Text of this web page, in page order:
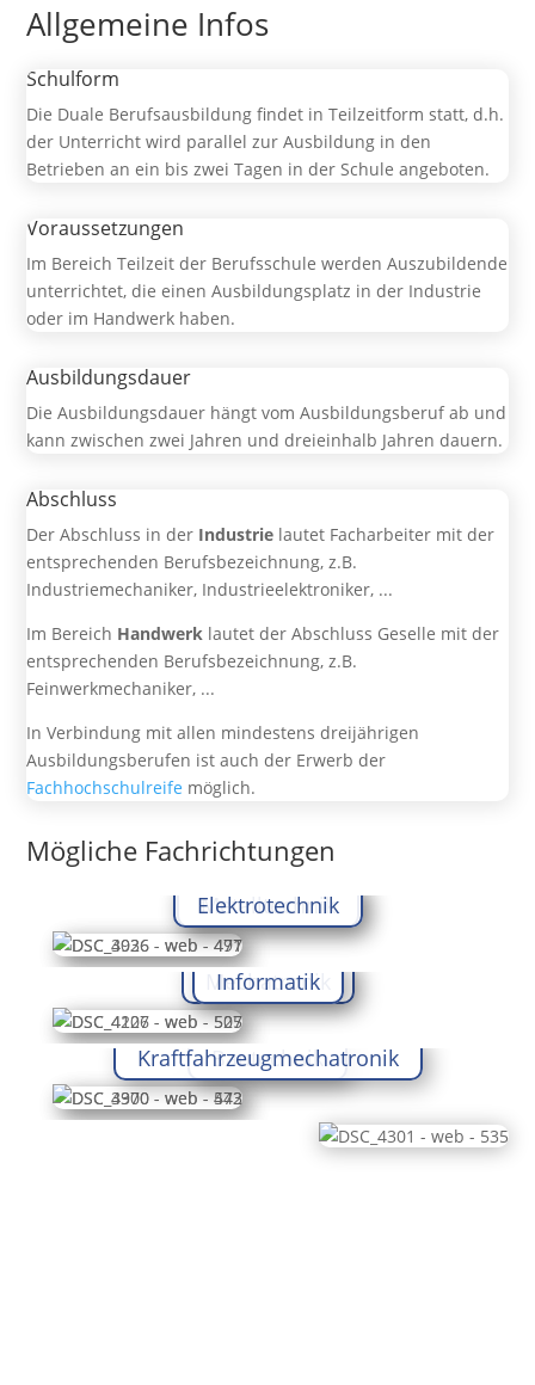
Allgemeine Infos
Schulform
Die Duale Berufsausbildung findet in Teilzeitform statt, d.h.
der Unterricht wird parallel zur Ausbildung in den
Betrieben an ein bis zwei Tagen in der Schule angeboten.
Voraussetzungen
Im Bereich Teilzeit der Berufsschule werden Auszubildende
unterrichtet, die einen Ausbildungsplatz in der Industrie
oder im Handwerk haben.
Ausbildungsdauer
Die Ausbildungsdauer hängt vom Ausbildungsberuf ab und
kann zwischen zwei Jahren und dreieinhalb Jahren dauern.
Abschluss
Der Abschluss in der Industrie lautet Facharbeiter mit der
entsprechenden Berufsbezeichnung, z.B.
Industriemechaniker, Industrieelektroniker, ...
Im Bereich Handwerk lautet der Abschluss Geselle mit der
entsprechenden Berufsbezeichnung, z.B.
Feinwerkmechaniker, ...
In Verbindung mit allen mindestens dreijährigen
Ausbildungsberufen ist auch der Erwerb der
Fachhochschulreife möglich.
Mögliche Fachrichtungen
Metalltechnik
Elektrotechnik
Mechatronik
Informatik
Bautechnik
Kraftfahrzeugmechatronik